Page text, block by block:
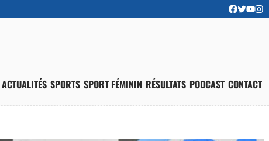
SPORTS SPORT FÉMININ RÉSULTATS PODCAST CONTACT